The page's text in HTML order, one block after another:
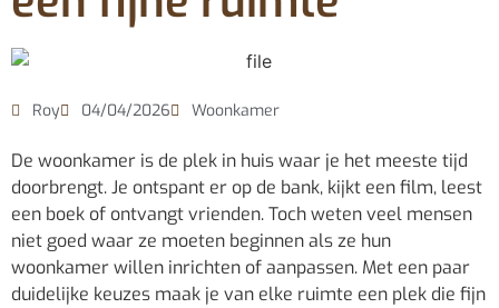
Roy 04/04/2026 Woonkamer
De woonkamer is de plek in huis waar je het meeste tijd
doorbrengt. Je ontspant er op de bank, kijkt een film, leest
een boek of ontvangt vrienden. Toch weten veel mensen
niet goed waar ze moeten beginnen als ze hun
woonkamer willen inrichten of aanpassen. Met een paar
duidelijke keuzes maak je van elke ruimte een plek die fijn